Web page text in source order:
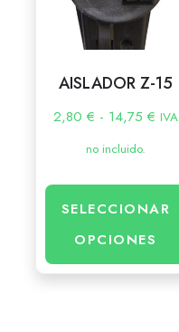
AISLADOR Z-15
2,80 € - 14,75 € IVA
no incluido.
SELECCIONAR
OPCIONES